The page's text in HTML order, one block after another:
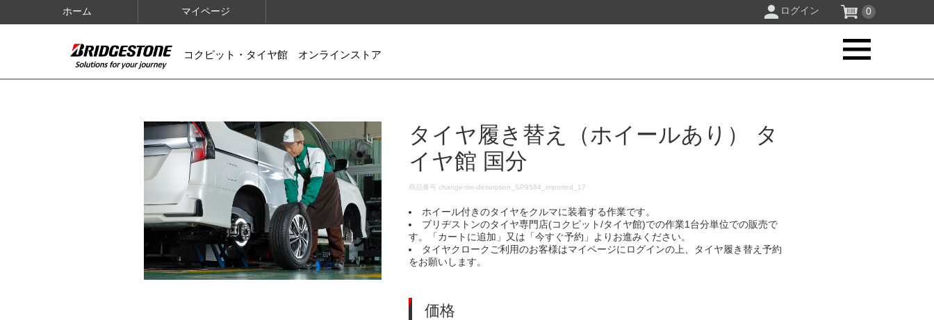
ホーム マイページ ログイン 0
コクピット・タイヤ館 オンラインストア
IMAGES
タイヤ履き替え（ホイールあり） タ
イヤ館 国分
DETAILS
商品番号change-tire-desorption_SP9584_imported_17
ホイール付きのタイヤをクルマに装着する作業です。
ブリヂストンのタイヤ専門店(コクピット/タイヤ館)での作業1台分単位での販売で
す。「カートに追加」又は「今すぐ予約」よりお進みください。
タイヤクロークご利用のお客様はマイページにログインの上、タイヤ履き替え予約
をお願いします。
価格